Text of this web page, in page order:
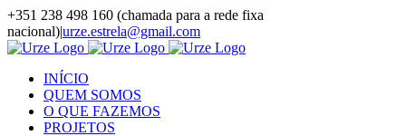
Skip
to
content
+351 238 498 160 (chamada para a rede fixa
nacional)|urze.estrela@gmail.com
Facebook
Instagram
LinkedIn
YouTube
INÍCIO
QUEM SOMOS
O QUE FAZEMOS
PROJETOS